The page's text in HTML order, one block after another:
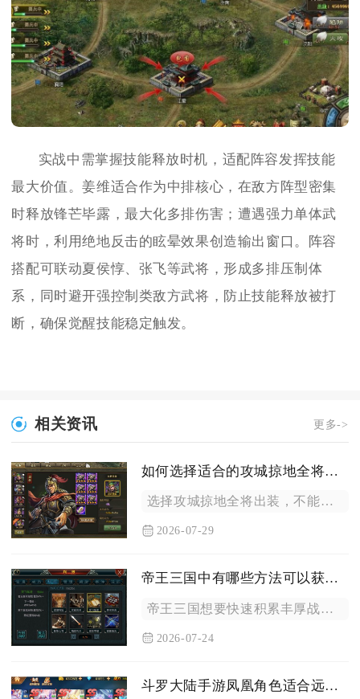
实战中需掌握技能释放时机，适配阵容发挥技能
最大价值。姜维适合作为中排核心，在敌方阵型密集
时释放锋芒毕露，最大化多排伤害；遭遇强力单体武
将时，利用绝地反击的眩晕效果创造输出窗口。阵容
搭配可联动夏侯惇、张飞等武将，形成多排压制体
系，同时避开强控制类敌方武将，防止技能释放被打
断，确保觉醒技能稳定触发。
相关资讯 更多->
如何选择适合的攻城掠地全将出装
选择攻城掠地全将出装，不能只看套装的纸面战力数值，核心要以武...
2026-07-29
帝王三国中有哪些方法可以获得丰厚的战功
帝王三国想要快速积累丰厚战功，主流高效路径分为单刷NPC城池...
2026-07-24
斗罗大陆手游凤凰角色适合远程攻击吗